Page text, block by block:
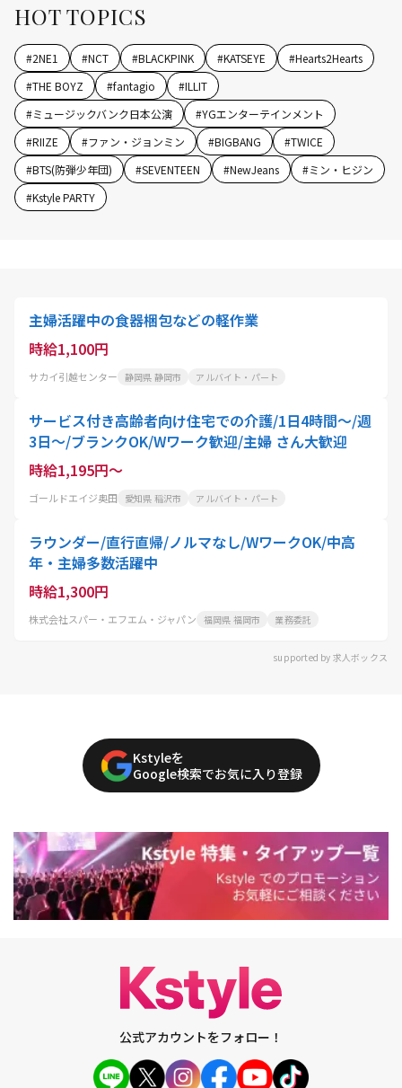
HOT TOPICS
#2NE1 #NCT #BLACKPINK #KATSEYE #Hearts2Hearts
#THE BOYZ #fantagio #ILLIT
#ミュージックバンク日本公演 #YGエンターテインメント
#RIIZE #ファン・ジョンミン #BIGBANG #TWICE
#BTS(防弾少年団) #SEVENTEEN #NewJeans #ミン・ヒジン
#Kstyle PARTY
主婦活躍中の食器梱包などの軽作業
時給1,100円
サカイ引越センター 静岡県 静岡市 アルバイト・パート
サービス付き高齢者向け住宅での介護/1日4時間～/週
3日～/ブランクOK/Wワーク歓迎/主婦 さん大歓迎
時給1,195円～
ゴールドエイジ奥田 愛知県 稲沢市 アルバイト・パート
ラウンダー/直行直帰/ノルマなし/WワークOK/中高
年・主婦多数活躍中
時給1,300円
株式会社スパー・エフエム・ジャパン 福岡県 福岡市 業務委託
supported by 求人ボックス
Kstyleを
Google検索でお気に入り登録
公式アカウントをフォロー！